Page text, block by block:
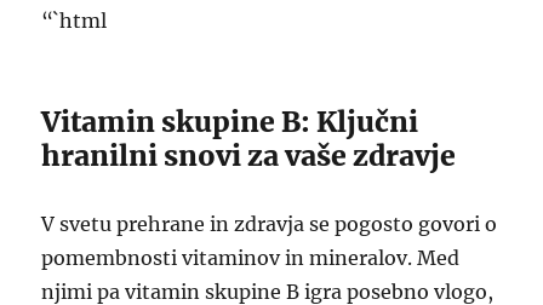
“`html
Vitamin skupine B: Ključni
hranilni snovi za vaše zdravje
V svetu prehrane in zdravja se pogosto govori o
pomembnosti vitaminov in mineralov. Med
njimi pa vitamin skupine B igra posebno vlogo,